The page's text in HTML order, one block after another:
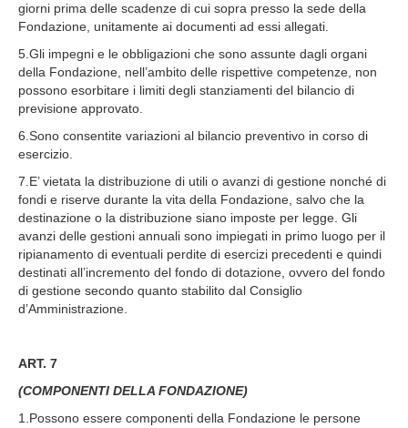
giorni prima delle scadenze di cui sopra presso la sede della
Fondazione, unitamente ai documenti ad essi allegati.
5.Gli impegni e le obbligazioni che sono assunte dagli organi
della Fondazione, nell’ambito delle rispettive competenze, non
possono esorbitare i limiti degli stanziamenti del bilancio di
previsione approvato.
6.Sono consentite variazioni al bilancio preventivo in corso di
esercizio.
7.E’ vietata la distribuzione di utili o avanzi di gestione nonché di
fondi e riserve durante la vita della Fondazione, salvo che la
destinazione o la distribuzione siano imposte per legge. Gli
avanzi delle gestioni annuali sono impiegati in primo luogo per il
ripianamento di eventuali perdite di esercizi precedenti e quindi
destinati all’incremento del fondo di dotazione, ovvero del fondo
di gestione secondo quanto stabilito dal Consiglio
d’Amministrazione.
ART. 7
(COMPONENTI DELLA FONDAZIONE)
1.Possono essere componenti della Fondazione le persone